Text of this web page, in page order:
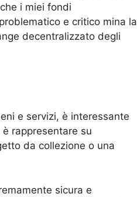
i miei fondi
e critico mina la
decentralizzato degli
e servizi, è interessante
rappresentare su
da collezione o una
sicura e